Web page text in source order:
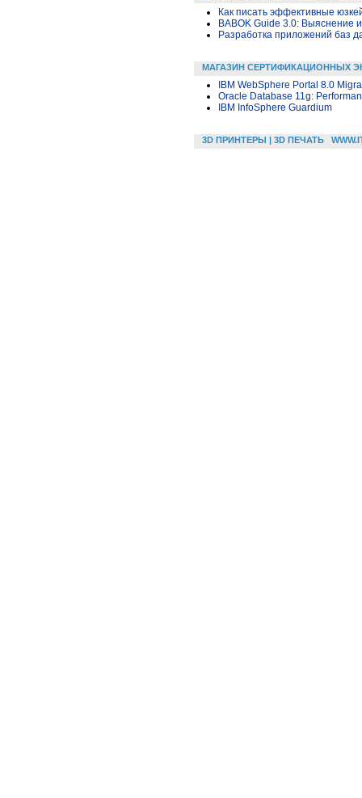
Как писать эффективные
BABOK Guide 3.0: Выяснение
Разработка приложений баз
МАГАЗИН СЕРТИФИКАЦИОННЫХ
IBM WebSphere Portal 8.0
Oracle Database 11g:
IBM InfoSphere Guardium
3D ПРИНТЕРЫ | 3D ПЕЧАТЬ